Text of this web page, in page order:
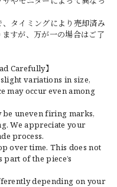
タイミングにより売却済み
すが、万が一の場合はご了
Carefully】
variations in size,
may occur even among
be uneven firing marks,
We appreciate your
process.
over time. This does not
of the piece’s
depending on your